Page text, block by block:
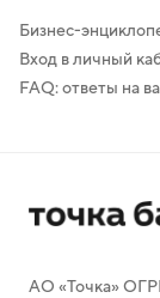
Бизнес-
Вход в личный
FAQ: ответы на
АО «Точка»